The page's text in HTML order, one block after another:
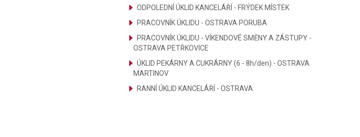
ODPOLEDNÍ ÚKLID KANCELÁŘÍ - FRÝDEK MÍSTEK
PRACOVNÍK ÚKLIDU - OSTRAVA PORUBA
PRACOVNÍK ÚKLIDU - VÍKENDOVÉ SMĚNY A ZÁSTUPY -
OSTRAVA PETŘKOVICE
ÚKLID PEKÁRNY A CUKRÁRNY (6 - 8h/den) - OSTRAVA
MARTINOV
RANNÍ ÚKLID KANCELÁŘÍ - OSTRAVA